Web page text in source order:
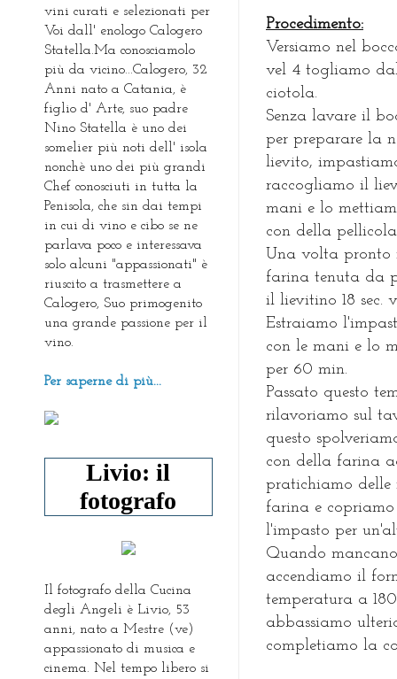
Procedimento:
Versiamo nel
vel 4 togliamo
ciotola.
Senza lavare il
per preparare la
lievito,
raccogliamo il
mani e lo
con della
Una volta pronto
farina tenuta da
il lievitino 18 sec.
Estraiamo
con le mani e lo
per 60 min.
Passato questo
rilavoriamo sul
questo
con della farina
pratichiamo delle
farina e
l'impasto per
Quando
accendiamo il
temperatura a
abbassiamo
completiamo la
vini curati e selezionati per
Voi dall' enologo Calogero
Statella.Ma conosciamolo
più da vicino...Calogero, 32
Anni nato a Catania, è
figlio d' Arte, suo padre
Nino Statella è uno dei
somelier più noti dell' isola
nonchè uno dei più grandi
Chef conosciuti in tutta la
Penisola, che sin dai tempi
in cui di vino e cibo se ne
parlava poco e interessava
solo alcuni "appassionati" è
riuscito a trasmettere a
Calogero, Suo primogenito
una grande passione per il
vino.
Per saperne di più...
Livio: il
fotografo
Il fotografo della Cucina
degli Angeli è Livio, 53
anni, nato a Mestre (ve)
appassionato di musica e
cinema. Nel tempo libero si